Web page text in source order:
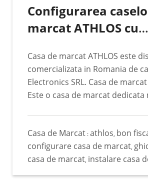
de aici : link Se instaleaza un program ce
porneste casa de marcat din
programul Facturis Online :
Configurarea
marcat ATHLOS cu
stocuri Facturis
Casa de marcat ATHLOS este
comercializata in Romania de
Electronics SRL. Casa de marcat ATHLOS:
Este o casa de marcat
cererile clientilor. Mai multe
despre aceasta casa de marcat
urmatoarele linkuri: Manual de
Descarca PDF Site de
Casa de Marcat :athlos, bon
configurare casa de marcat,
casa de marcat, instalare casa